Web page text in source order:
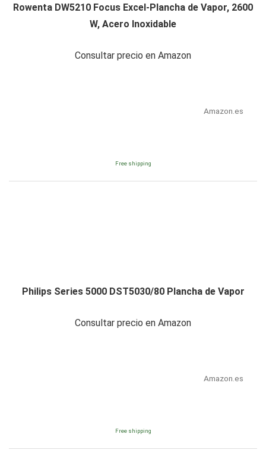
Rowenta DW5210 Focus Excel-Plancha de Vapor, 2600
W, Acero Inoxidable
Consultar precio en Amazon
Amazon.es
Free shipping
Philips Series 5000 DST5030/80 Plancha de Vapor
Consultar precio en Amazon
Amazon.es
Free shipping